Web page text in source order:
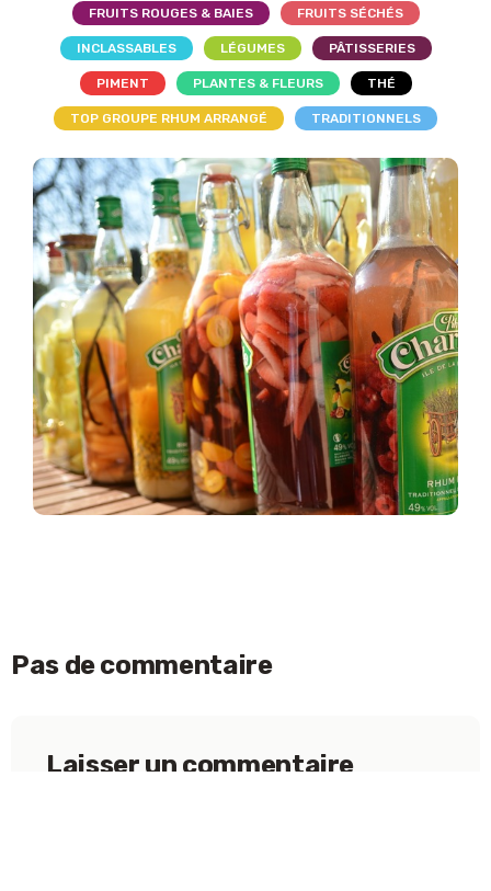
FRUITS ROUGES & BAIES FRUITS SÉCHÉS
INCLASSABLES LÉGUMES PÂTISSERIES
PIMENT PLANTES & FLEURS THÉ
TOP GROUPE RHUM ARRANGÉ TRADITIONNELS
Pas de commentaire
Laisser un commentaire